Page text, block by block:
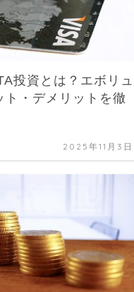
投資とは？エボリュ
ト・デメリットを徹
2025年11月3日